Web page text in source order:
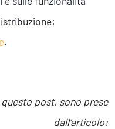
.
post, sono prese
dall’articolo: